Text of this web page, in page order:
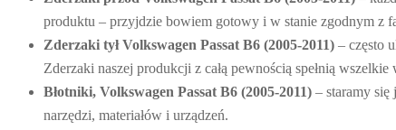
produktu – przyjdzie bowiem gotowy i w stanie zgodnym z
Zderzaki tył Volkswagen Passat B6 (2005-2011) – często
Zderzaki naszej produkcji z całą pewnością spełnią
Błotniki, Volkswagen Passat B6 (2005-2011) – staramy
narzędzi, materiałów i urządzeń.